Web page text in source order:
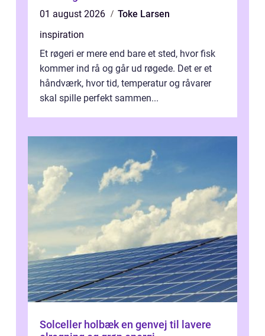
01 august 2026
Toke Larsen
inspiration
Et røgeri er mere end bare et sted, hvor fisk
kommer ind rå og går ud røgede. Det er et
håndværk, hvor tid, temperatur og råvarer
skal spille perfekt sammen...
Solceller holbæk en genvej til lavere